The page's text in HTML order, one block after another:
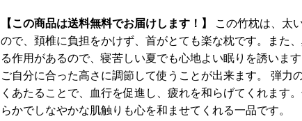
【この商品は送料無料でお届けします！】
この竹枕は、太
ので、頚椎に負担をかけず、首がとても楽な枕です。また
る作用があるので、寝苦しい夏でも心地よい眠りを誘います
ご自分に合った高さに調節して使うことが出来ます。 弾力
くあたることで、血行を促進し、疲れを和らげてくれます
らかでしなやかな肌触りも心を和ませてくれる一品です。